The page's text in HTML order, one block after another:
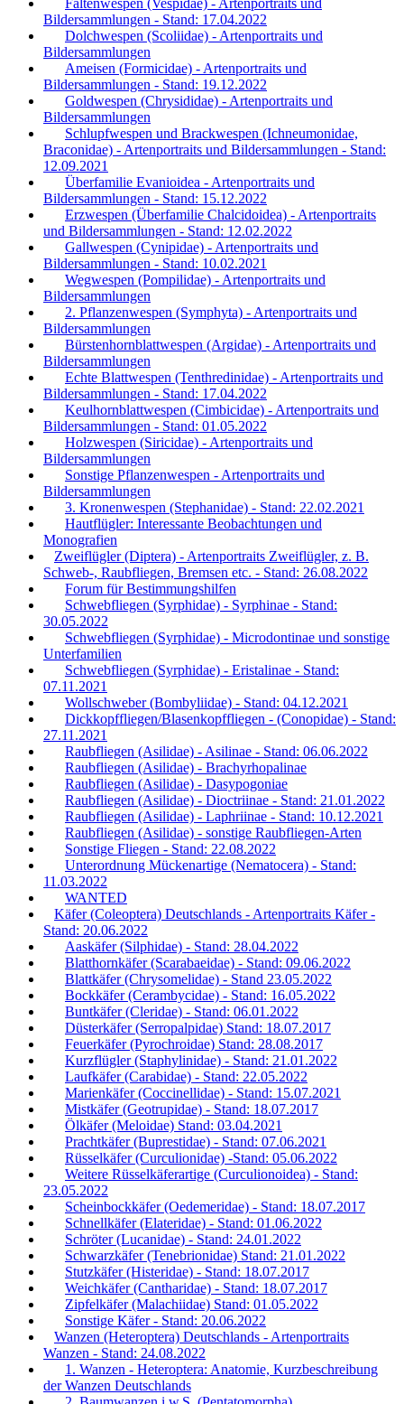
Faltenwespen (Vespidae) - Artenportraits und
Bildersammlungen - Stand: 17.04.2022
Dolchwespen (Scoliidae) - Artenportraits und
Bildersammlungen
Ameisen (Formicidae) - Artenportraits und
Bildersammlungen - Stand: 19.12.2022
Goldwespen (Chrysididae) - Artenportraits und
Bildersammlungen
Schlupfwespen und Brackwespen (Ichneumonidae,
Braconidae) - Artenportraits und Bildersammlungen - Stand:
12.09.2021
Überfamilie Evanioidea - Artenportraits und
Bildersammlungen - Stand: 15.12.2022
Erzwespen (Überfamilie Chalcidoidea) - Artenportraits
und Bildersammlungen - Stand: 12.02.2022
Gallwespen (Cynipidae) - Artenportraits und
Bildersammlungen - Stand: 10.02.2021
Wegwespen (Pompilidae) - Artenportraits und
Bildersammlungen
2. Pflanzenwespen (Symphyta) - Artenportraits und
Bildersammlungen
Bürstenhornblattwespen (Argidae) - Artenportraits und
Bildersammlungen
Echte Blattwespen (Tenthredinidae) - Artenportraits und
Bildersammlungen - Stand: 17.04.2022
Keulhornblattwespen (Cimbicidae) - Artenportraits und
Bildersammlungen - Stand: 01.05.2022
Holzwespen (Siricidae) - Artenportraits und
Bildersammlungen
Sonstige Pflanzenwespen - Artenportraits und
Bildersammlungen
3. Kronenwespen (Stephanidae) - Stand: 22.02.2021
Hautflügler: Interessante Beobachtungen und
Monografien
Zweiflügler (Diptera) - Artenportraits Zweiflügler, z. B.
Schweb-, Raubfliegen, Bremsen etc. - Stand: 26.08.2022
Forum für Bestimmungshilfen
Schwebfliegen (Syrphidae) - Syrphinae - Stand:
30.05.2022
Schwebfliegen (Syrphidae) - Microdontinae und sonstige
Unterfamilien
Schwebfliegen (Syrphidae) - Eristalinae - Stand:
07.11.2021
Wollschweber (Bombyliidae) - Stand: 04.12.2021
Dickkopffliegen/Blasenkopffliegen - (Conopidae) - Stand:
27.11.2021
Raubfliegen (Asilidae) - Asilinae - Stand: 06.06.2022
Raubfliegen (Asilidae) - Brachyrhopalinae
Raubfliegen (Asilidae) - Dasypogoniae
Raubfliegen (Asilidae) - Dioctriinae - Stand: 21.01.2022
Raubfliegen (Asilidae) - Laphriinae - Stand: 10.12.2021
Raubfliegen (Asilidae) - sonstige Raubfliegen-Arten
Sonstige Fliegen - Stand: 22.08.2022
Unterordnung Mückenartige (Nematocera) - Stand:
11.03.2022
WANTED
Käfer (Coleoptera) Deutschlands - Artenportraits Käfer -
Stand: 20.06.2022
Aaskäfer (Silphidae) - Stand: 28.04.2022
Blatthornkäfer (Scarabaeidae) - Stand: 09.06.2022
Blattkäfer (Chrysomelidae) - Stand 23.05.2022
Bockkäfer (Cerambycidae) - Stand: 16.05.2022
Buntkäfer (Cleridae) - Stand: 06.01.2022
Düsterkäfer (Serropalpidae) Stand: 18.07.2017
Feuerkäfer (Pyrochroidae) Stand: 28.08.2017
Kurzflügler (Staphylinidae) - Stand: 21.01.2022
Laufkäfer (Carabidae) - Stand: 22.05.2022
Marienkäfer (Coccinellidae) - Stand: 15.07.2021
Mistkäfer (Geotrupidae) - Stand: 18.07.2017
Ölkäfer (Meloidae) Stand: 03.04.2021
Prachtkäfer (Buprestidae) - Stand: 07.06.2021
Rüsselkäfer (Curculionidae) -Stand: 05.06.2022
Weitere Rüsselkäferartige (Curculionoidea) - Stand:
23.05.2022
Scheinbockkäfer (Oedemeridae) - Stand: 18.07.2017
Schnellkäfer (Elateridae) - Stand: 01.06.2022
Schröter (Lucanidae) - Stand: 24.01.2022
Schwarzkäfer (Tenebrionidae) Stand: 21.01.2022
Stutzkäfer (Histeridae) - Stand: 18.07.2017
Weichkäfer (Cantharidae) - Stand: 18.07.2017
Zipfelkäfer (Malachiidae) Stand: 01.05.2022
Sonstige Käfer - Stand: 20.06.2022
Wanzen (Heteroptera) Deutschlands - Artenportraits
Wanzen - Stand: 24.08.2022
1. Wanzen - Heteroptera: Anatomie, Kurzbeschreibung
der Wanzen Deutschlands